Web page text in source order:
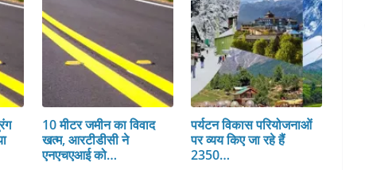
10 मीटर जमीन का विवाद
खत्म, आरटीडीसी ने
एनएचएआई को…
पर्यटन विकास परियोजनाओं
पर व्यय किए जा रहे हैं
2350…